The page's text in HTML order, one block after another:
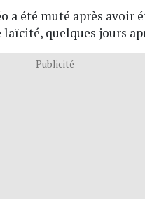
a été muté après avoir
quelques jours
Publicité